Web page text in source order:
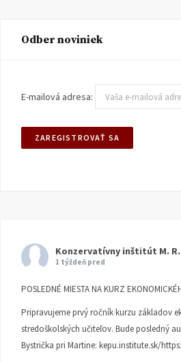
Odber noviniek
E-mailová adresa:
Konzervatívny inštitút M.
1 týždeň pred
POSLEDNÉ MIESTA NA KURZ
Pripravujeme prvý ročník kurzu základov
stredoškolských učiteľov. Bude posledný
Bystrička pri Martine: kepu.institute.sk/